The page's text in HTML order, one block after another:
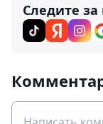
Следите за